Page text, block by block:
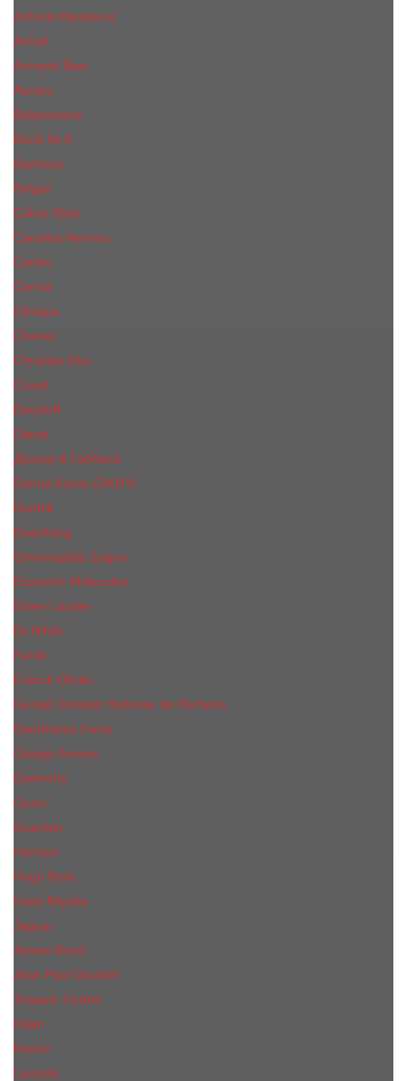
Antonio Banderas
Armaf
Armand Basi
Azzaro
Baldessarini
Bond № 9
Burberry
Bvlgari
Calvin Klein
Carolina Herrera
Cartier
Cerruti
Сliniquе
Chanel
Christian Dior
Creed
Davidoff
Diesel
Дольче & Габбана
Donna Karan (DKNY)
Dunhill
Eisenberg
Ermenegildo Zegna
Escentric Molecules
Еsteе Lаudеr
Ex Nihilo
Fendi
Franck Olivier
Gerald Ghislain Histoires de Parfums
Gianfranco Ferre
Giorgio Armani
Givenchy
Gucci
Guerlain
Hermes
Hugo Boss
Issey Miyake
Jaguar
James Bond
Jean Paul Gaultier
Joaquin Сortes
Kilian
Kenzo
Lacoste